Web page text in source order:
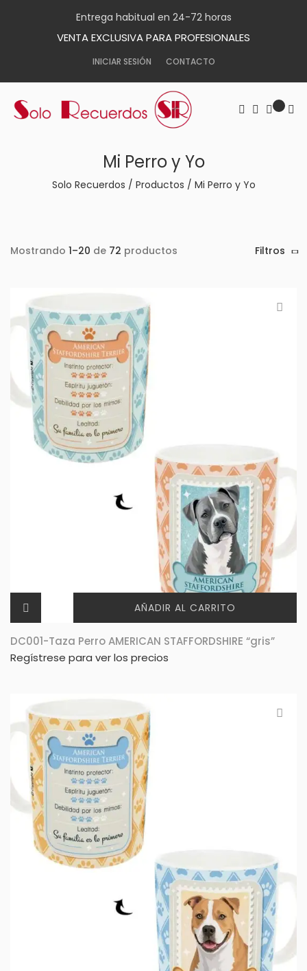
Entrega habitual en 24-72 horas
VENTA EXCLUSIVA PARA PROFESIONALES
INICIAR SESIÓN CONTACTO
Mi Perro y Yo
Solo Recuerdos / Productos / Mi Perro y Yo
Mostrando 1–20 de 72 productos Filtros
AÑADIR AL CARRITO
DC001-Taza Perro AMERICAN STAFFORDSHIRE “gris”
Regístrese para ver los precios